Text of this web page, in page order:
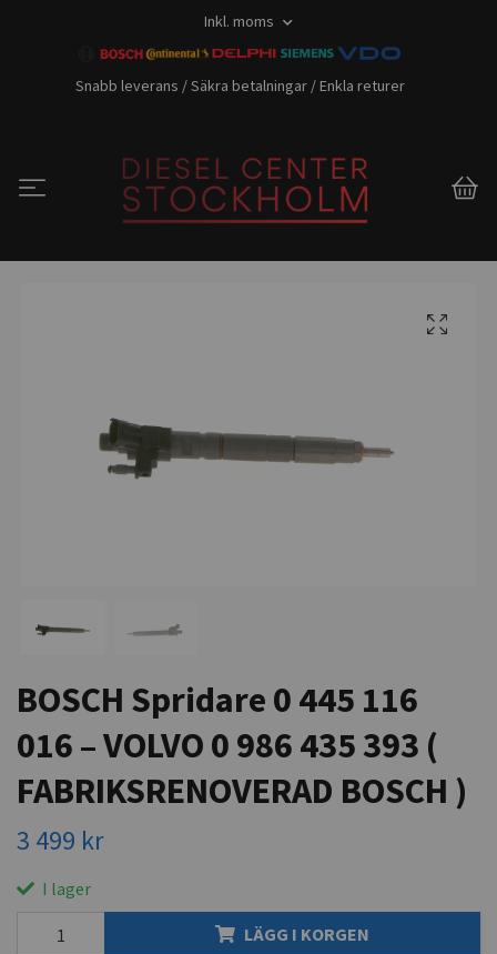
Inkl. moms
Snabb leverans / Säkra betalningar / Enkla returer
BOSCH Spridare 0 445 116
016 – VOLVO 0 986 435 393 (
FABRIKSRENOVERAD BOSCH )
3 499 kr
I lager
LÄGG I KORGEN